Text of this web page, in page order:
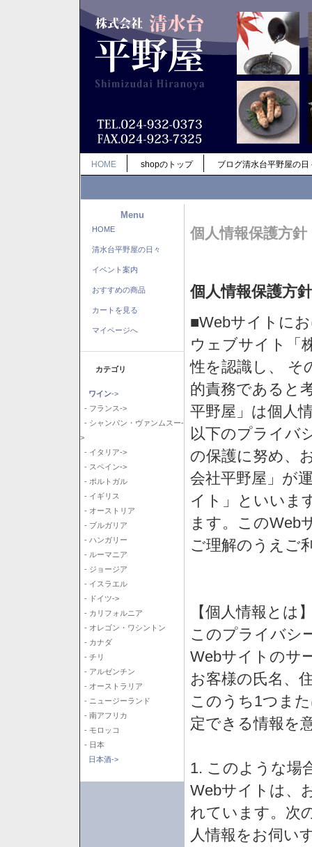
HOME shopのトップ ブログ清水台平野屋の日
Menu
HOME
清水台平野屋の日々
イベント案内
おすすめの商品
カートを見る
マイページへ
カテゴリ
ワイン->
- フランス->
- シャンパン・ヴァンムスー-
>
- イタリア->
- スペイン->
- ポルトガル
- イギリス
- オーストリア
- ブルガリア
- ハンガリー
- ルーマニア
- ジョージア
- イスラエル
- ドイツ->
- カリフォルニア
- オレゴン・ワシントン
- カナダ
- チリ
- アルゼンチン
- オーストラリア
- ニュージーランド
- 南アフリカ
- モロッコ
- 日本
日本酒->
個人情報保護方針
個人情報保護方針
■Webサイトに
ウェブサイト「
性を認識し、 そ
的責務であると
平野屋」は個人
以下のプライバ
の保護に努め、
会社平野屋」が
イト」といいま
ます。このWeb
ご理解のうえご
【個人情報とは
このプライバシ
Webサイトのサ
お客様の氏名、
このうち1つま
定できる情報を
1. このような場
Webサイトは、
れています。次
人情報をお伺い